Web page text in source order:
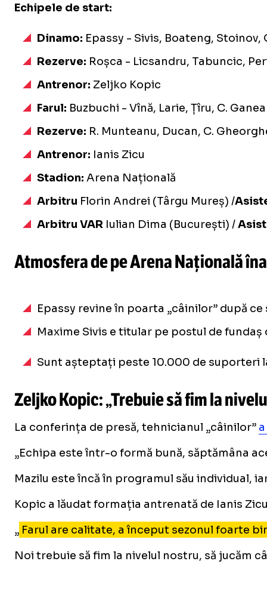
Unmute
Echipele de start:
Dinamo: Epassy - Sivis, Boateng,
Rezerve: Roșca - Licsandru, Tabuncic,
Antrenor: Zeljko Kopic
Farul: Buzbuchi - Vînă, Larie, Țîru, C.
Rezerve: R. Munteanu, Ducan, C.
Antrenor: Ianis Zicu
Stadion: Arena Națională
Arbitru Florin Andrei (Târgu Mureș) /
Arbitru VARIulian Dima (București) /
Atmosfera de pe Arena Națională
Unmute
Epassy revine în poarta „câinilor” după
Maxime Sivis e titular pe postul de
Sunt așteptați peste 10.000 de suporteri
Zeljko Kopic: „Trebuie să fim la
La conferința de presă, tehnicianul „câinilor”
„Echipa este într-o formă bună, săptămâna
Mazilu este încă în programul său individual,
Kopic a lăudat formația antrenată de Ianis
„ Farul are calitate, a început sezonul foarte
Noi trebuie să fim la nivelul nostru, să jucăm